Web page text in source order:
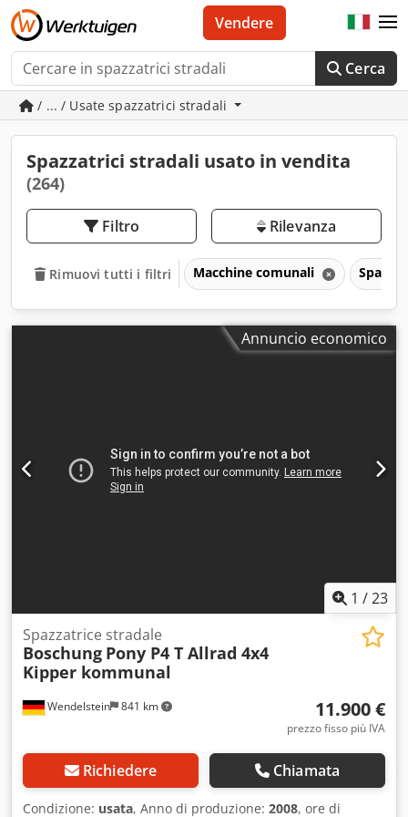
Cerca
Vendere
/ ... / Usate spazzatrici stradali
Spazzatrici stradali usato in vendita
(264)
Filtro Rilevanza
Rimuovi tutti i filtri Macchine comunali
Annuncio economico
1 /23
Wendelstein 841 km
Spazzatrice stradale
Boschung Pony P4 T Allrad 4x4
Kipper kommunal
11.900 €
prezzo fisso più IVA
Richiedere Chiamata
Condizione: usata, Anno di produzione: 2008, ore di